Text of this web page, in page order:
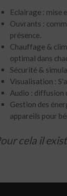
Eclairage : mise
Ouvrants :
présence.
Chauffage &
optimal dans
Sécurité &
Visualisation :
Audio : diffusion
Gestion des
appareils pour
cela il